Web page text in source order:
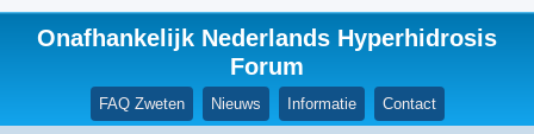
Onafhankelijk Nederlands Hyperhidrosis
Forum
FAQ Zweten Nieuws Informatie Contact